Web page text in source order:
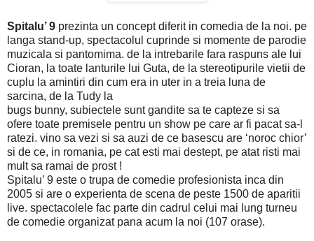
Spitalu’ 9 prezinta un concept diferit in comedia de la noi. pe
langa stand-up, spectacolul cuprinde si momente de parodie
muzicala si pantomima. de la intrebarile fara raspuns ale lui
Cioran, la toate lanturile lui Guta, de la stereotipurile vietii de
cuplu la amintiri din cum era in uter in a treia luna de
sarcina, de la Tudy la
bugs bunny, subiectele sunt gandite sa te capteze si sa
ofere toate premisele pentru un show pe care ar fi pacat sa-l
ratezi. vino sa vezi si sa auzi de ce basescu are ‘noroc chior’
si de ce, in romania, pe cat esti mai destept, pe atat risti mai
mult sa ramai de prost !
Spitalu’ 9 este o trupa de comedie profesionista inca din
2005 si are o experienta de scena de peste 1500 de aparitii
live. spectacolele fac parte din cadrul celui mai lung turneu
de comedie organizat pana acum la noi (107 orase).